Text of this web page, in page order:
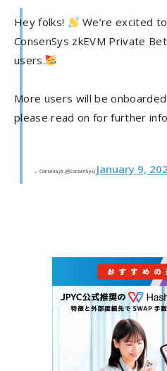
Hey folks!
We’re excited
ConsenSys zkEVM Private
users.
More users will be
please read on for further
— ConsenSys (@ConsenSys) January 9,